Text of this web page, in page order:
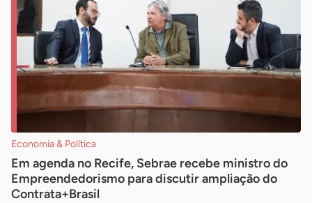
Economia & Política
Em agenda no Recife, Sebrae recebe ministro do
Empreendedorismo para discutir ampliação do
Contrata+Brasil